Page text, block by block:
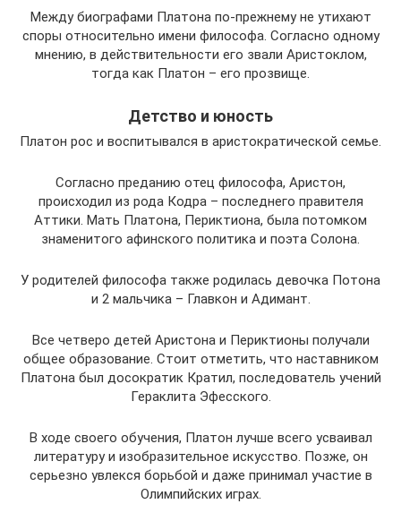
Между биографами Платона по-прежнему не утихают
споры относительно имени философа. Согласно одному
мнению, в действительности его звали Аристоклом,
тогда как Платон – его прозвище.
Детство и юность
Платон рос и воспитывался в аристократической семье.
Согласно преданию отец философа, Аристон,
происходил из рода Кодра – последнего правителя
Аттики. Мать Платона, Периктиона, была потомком
знаменитого афинского политика и поэта Солона.
У родителей философа также родилась девочка Потона
и 2 мальчика – Главкон и Адимант.
Все четверо детей Аристона и Периктионы получали
общее образование. Стоит отметить, что наставником
Платона был досократик Кратил, последователь учений
Гераклита Эфесского.
В ходе своего обучения, Платон лучше всего усваивал
литературу и изобразительное искусство. Позже, он
серьезно увлекся борьбой и даже принимал участие в
Олимпийских играх.